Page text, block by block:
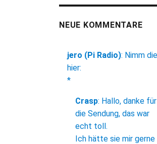
NEUE KOMMENTARE
jero (Pi Radio): Nimm die
hier:
*
Crasp: Hallo, danke für
die Sendung, das war
echt toll.
Ich hätte sie mir gerne